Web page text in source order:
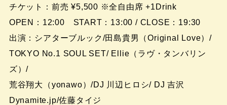
チケット：前売 ¥5,500 ※全自由席 +1Drink
OPEN：12:00 START：13:00 / CLOSE：19:30
出演：シアターブルック/田島貴男（Original Love）/
TOKYO No.1 SOUL SET/ Ellie（ラヴ・タンバリン
ズ）/
荒谷翔大（yonawo）/DJ 川辺ヒロシ/ DJ 吉沢
Dynamite.jp/佐藤タイジ